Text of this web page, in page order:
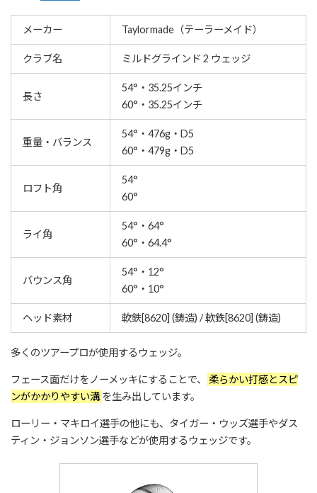
メーカー Taylormade（テーラーメイド）
クラブ名 ミルドグラインド 2 ウェッジ
長さ
54°・35.25インチ
60°・35.25インチ
重量・バランス
54°・476g・D5
60°・479g・D5
ロフト角
54°
60°
ライ角
54°・64°
60°・64.4°
バウンス角
54°・12°
60°・10°
ヘッド素材 軟鉄[8620] (鋳造) / 軟鉄[8620] (鋳造)
多くのツアープロが使用するウェッジ。
フェース面だけをノーメッキにすることで、
柔らかい打感とスピ
ンがかかりやすい溝 を生み出しています。
ローリー・マキロイ選手の他にも、タイガー・ウッズ選手やダス
ティン・ジョンソン選手などが使用するウェッジです。